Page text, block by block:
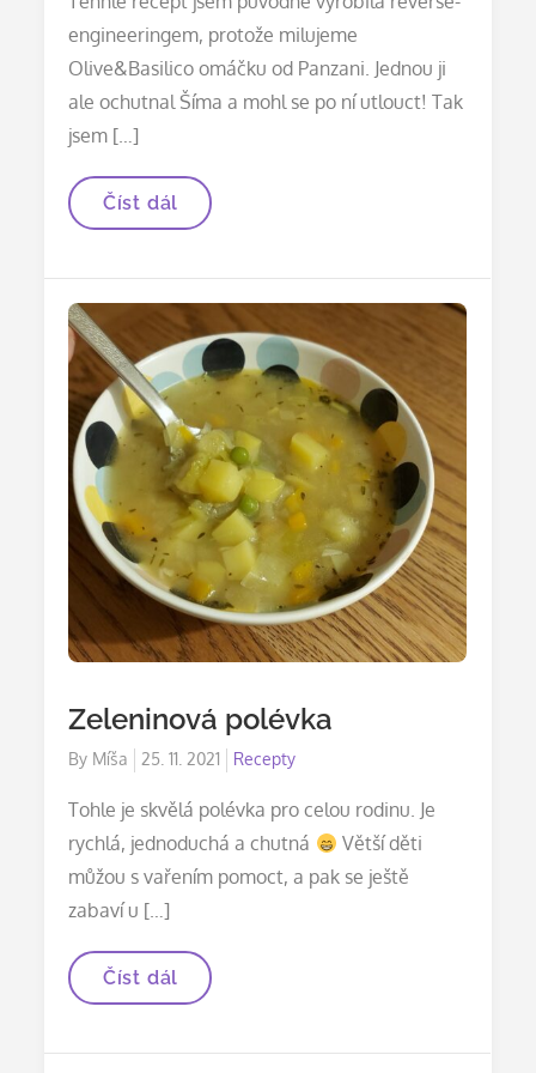
engineeringem, protože milujeme
Olive&Basilico omáčku od Panzani. Jednou ji
ale ochutnal Šíma a mohl se po ní utlouct! Tak
jsem […]
Rajčatová
omáčka
Číst dál
Zeleninová polévka
By Míša
Posted
25. 11. 2021 Recepty
Tohle je skvělá polévka pro celou rodinu. Je
rychlá, jednoduchá a chutná
Větší děti
můžou s vařením pomoct, a pak se ještě
zabaví u […]
Zeleninová
polévka
Číst dál